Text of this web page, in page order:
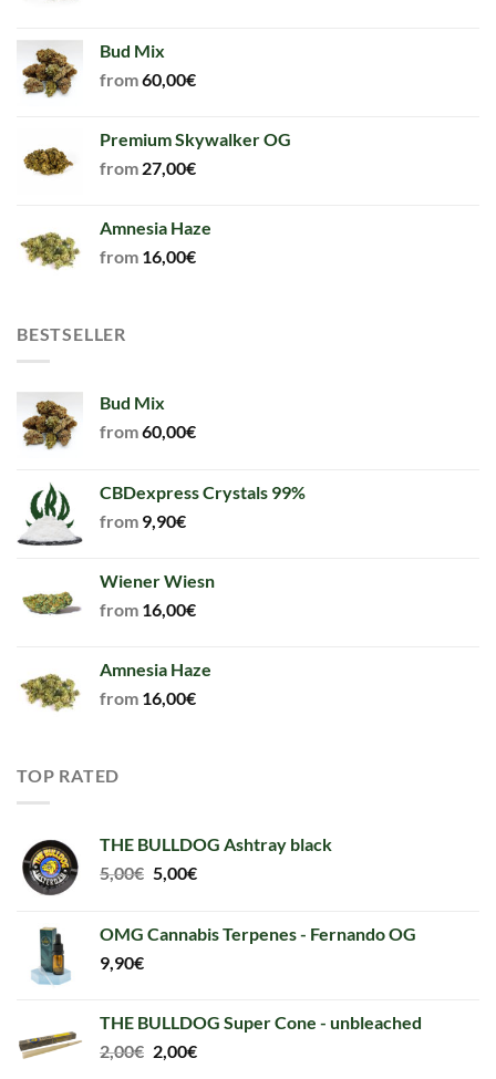
Bud Mix
from60,00€
Premium Skywalker OG
from 27,00€
Amnesia Haze
from 16,00€
BESTSELLER
Bud Mix
from60,00€
CBDexpress Crystals 99%
from 9,90€
Wiener Wiesn
from 16,00€
Amnesia Haze
from 16,00€
TOP RATED
THE BULLDOG Ashtray black
5,00€ Original
5,00€.
5,00€Current
5,00€.
OMG Cannabis Terpenes - Fernando OG
9,90€
THE BULLDOG Super Cone - unbleached
2,00€ Original
2,00€Current